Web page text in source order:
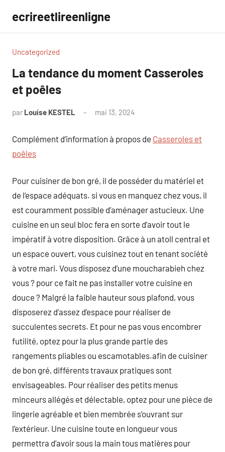
contenu
ecrireetlireenligne
Uncategorized
La tendance du moment Casseroles
et poêles
par Louise KESTEL mai 13, 2024
Complément d’information à propos de Casseroles et
poêles
Pour cuisiner de bon gré, il de posséder du matériel et
de l’espace adéquats. si vous en manquez chez vous, il
est couramment possible d’aménager astucieux. Une
cuisine en un seul bloc fera en sorte d’avoir tout le
impératif à votre disposition. Grâce à un atoll central et
un espace ouvert, vous cuisinez tout en tenant société
à votre mari. Vous disposez d’une moucharabieh chez
vous ? pour ce fait ne pas installer votre cuisine en
douce ? Malgré la faible hauteur sous plafond, vous
disposerez d’assez d’espace pour réaliser de
succulentes secrets. Et pour ne pas vous encombrer
futilité, optez pour la plus grande partie des
rangements pliables ou escamotables.afin de cuisiner
de bon gré, différents travaux pratiques sont
envisageables. Pour réaliser des petits menus
minceurs allégés et délectable, optez pour une pièce de
lingerie agréable et bien membrée s’ouvrant sur
l’extérieur. Une cuisine toute en longueur vous
permettra d’avoir sous la main tous matières pour